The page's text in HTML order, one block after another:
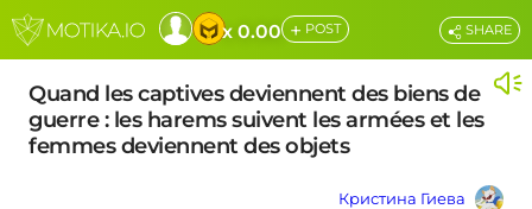
x 0.00 + POST
Quand les captives deviennent des biens de
guerre : les harems suivent les armées et les
femmes deviennent des objets
Кристина Гиева
SHARE